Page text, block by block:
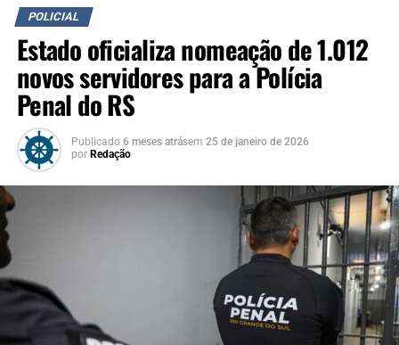
POLICIAL
Estado oficializa nomeação de 1.012
novos servidores para a Polícia
Penal do RS
Publicado 6 meses atrásem 25 de janeiro de 2026
por Redação